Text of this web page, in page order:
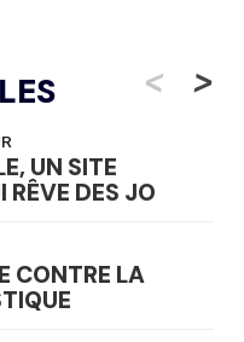
<
UN SITE
RÊVE DES JO
CONTRE LA
>